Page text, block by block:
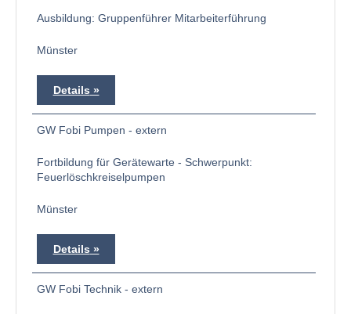
Ausbildung: Gruppenführer Mitarbeiterführung
Münster
Details
GW Fobi Pumpen - extern
Fortbildung für Gerätewarte - Schwerpunkt:
Feuerlöschkreiselpumpen
Münster
Details
GW Fobi Technik - extern